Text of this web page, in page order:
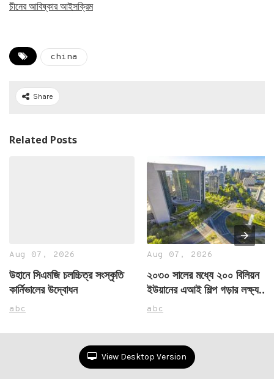
চীনের আবিষ্কার আইসক্রিম
china
Share
Related Posts
Aug 07, 2026
উহানে সিএমজি চলচ্চিত্র সংস্কৃতি
কার্নিভালের উদ্বোধন
abc
Aug 07, 2026
২০৩০ সালের মধ্যে ২০০ বিলিয়ন
ইউয়ানের এআই শিল্প গড়ার লক্ষ্য
নিয়েছে বেইজিং ই-টাউন
abc
View Desktop Version